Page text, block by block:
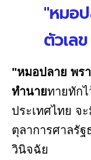
"หมอ
ตัวเล
"หมอปลาย พร
ทำนายทายทัก
ประเทศไทย จ
ตุลาการศาลรั
วินิจฉัย